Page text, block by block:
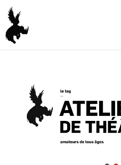
Skip
content